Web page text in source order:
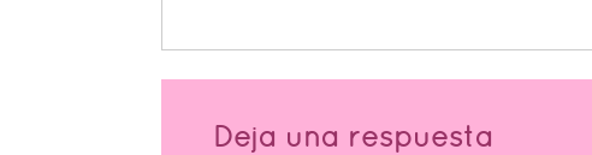
Deja una respuesta